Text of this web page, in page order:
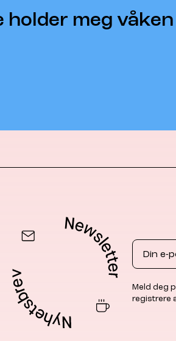
holder meg
Email
Meld deg
registrere